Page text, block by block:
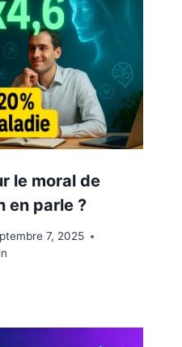
le moral de
en parle ?
7, 2025